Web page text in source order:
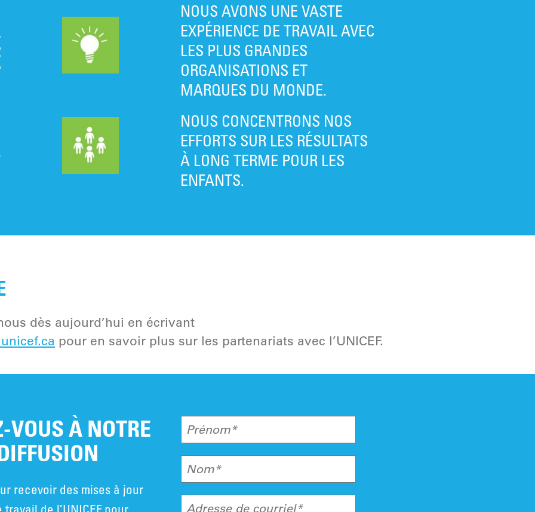
NOUS AVONS UNE VASTE
EXPÉRIENCE DE TRAVAIL AVEC
LES PLUS GRANDES
ORGANISATIONS ET
MARQUES DU MONDE.
NOUS CONCENTRONS NOS
EFFORTS SUR LES RÉSULTATS
À LONG TERME POUR LES
ENFANTS.
dès aujourd’hui en écrivant
pour en savoir plus sur les partenariats avec l’UNICEF.
VOUS À NOTRE
recevoir des mises à jour
de l’UNICEF pour
Prénom*
Nom*
Adresse de courriel*